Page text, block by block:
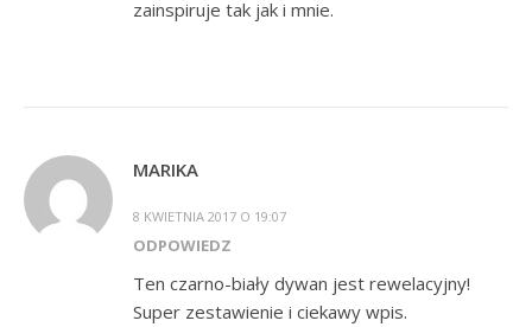
zainspiruje tak jak i mnie.
MARIKA
8 KWIETNIA 2017 O 19:07
ODPOWIEDZ
Ten czarno-biały dywan jest rewelacyjny!
Super zestawienie i ciekawy wpis.